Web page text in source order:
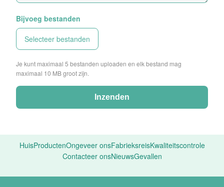
Bijvoeg bestanden
Selecteer bestanden
Je kunt maximaal 5 bestanden uploaden en elk bestand mag
maximaal 10 MB groot zijn.
Inzenden
HuisProductenOngeveer onsFabrieksreisKwaliteitscontrole
Contacteer onsNieuwsGevallen